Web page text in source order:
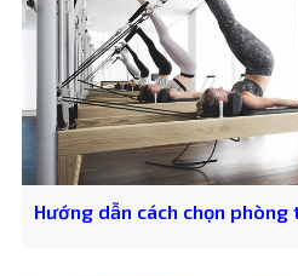
Hướng dẫn cách chọn